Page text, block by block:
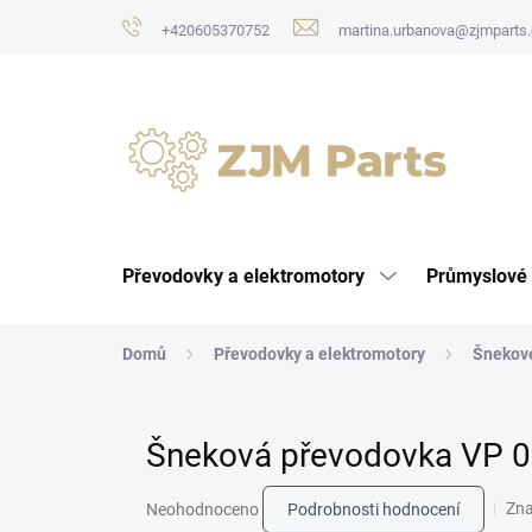
+420605370752
Převodovky a elektromotory
Domů Převodovky a elektromotory
Šneková převodovka VP
hodnocení
Neohodnoceno Podrobnosti hodnocení